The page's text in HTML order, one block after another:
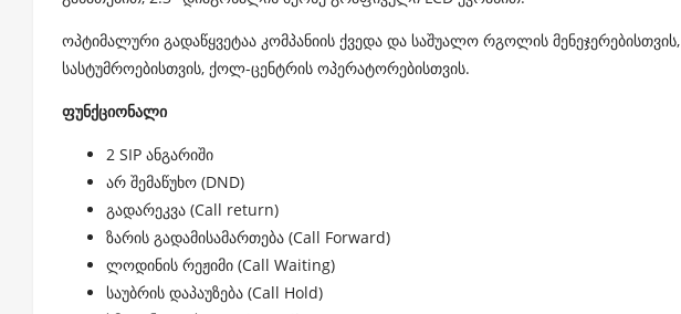
ოპტიმალური გადაწყვეტაა კომპანიის ქვედა და საშუალო რგოლის მენეჯერებისთვის,
სასტუმროებისთვის, ქოლ-ცენტრის ოპერატორებისთვის.
ფუნქციონალი
2 SIP ანგარიში
არ შემაწუხო (DND)
გადარეკვა (Call return)
ზარის გადამისამართება (Call Forward)
ლოდინის რეჟიმი (Call Waiting)
საუბრის დაპაუზება (Call Hold)